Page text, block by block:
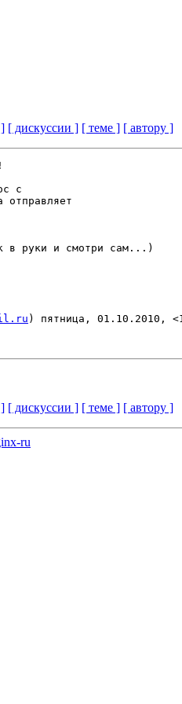
[ дискуссии ] [ теме ] [ автору ]
с
в руки и смотри сам...)
) пятница, 01.10.2010,
[ дискуссии ] [ теме ] [ автору ]
ru